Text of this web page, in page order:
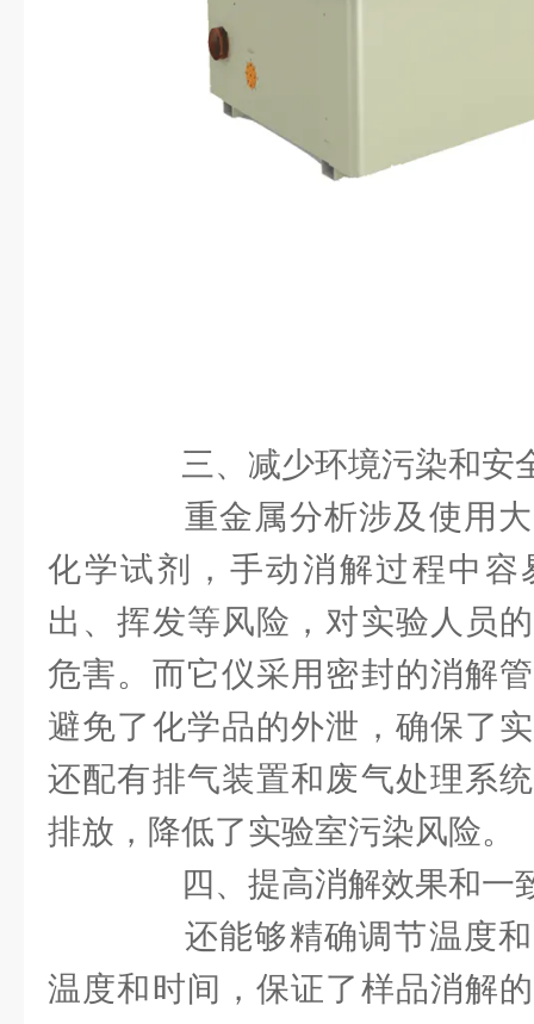
三、减少环境污染和安
重金属分析涉及使用大
化学试剂，手动消解过程中容
出、挥发等风险，对实验人员
危害。而它仪采用密封的消解
避免了化学品的外泄，确保了
还配有排气装置和废气处理系
排放，降低了实验室污染风险。
四、提高消解效果和一
还能够精确调节温度和
温度和时间，保证了样品消解